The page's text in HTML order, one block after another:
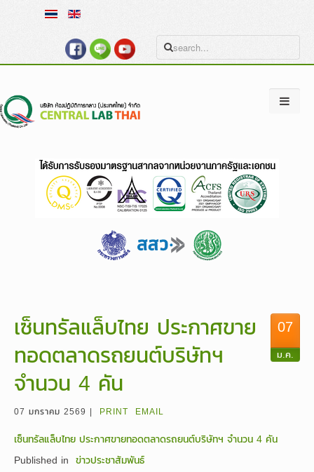
07
ม.ค.
เซ็นทรัลแล็บไทย ประกาศขาย
ทอดตลาดรถยนต์บริษัทฯ
จำนวน 4 คัน
07 มกราคม 2569 | PRINT EMAIL
เซ็นทรัลแล็บไทย ประกาศขายทอดตลาดรถยนต์บริษัทฯ จำนวน 4 คัน
Published in ข่าวประชาสัมพันธ์